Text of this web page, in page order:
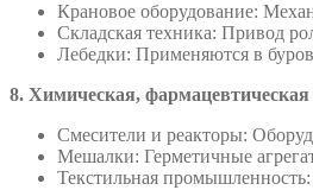
Крановое оборудование:
Складская техника: Привод
Лебедки: Применяются в
8. Химическая,
Смесители и реакторы:
Мешалки: Герметичные
Текстильная